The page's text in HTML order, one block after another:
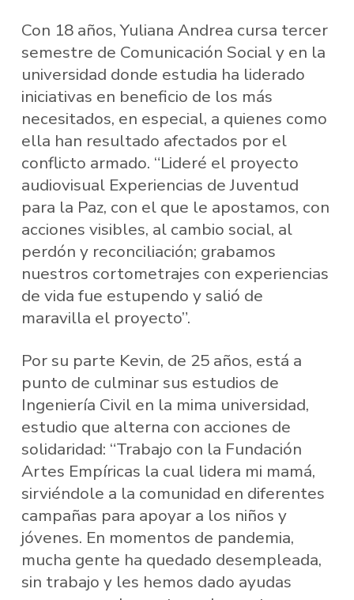
Con 18 años, Yuliana Andrea cursa tercer
semestre de Comunicación Social y en la
universidad donde estudia ha liderado
iniciativas en beneficio de los más
necesitados, en especial, a quienes como
ella han resultado afectados por el
conflicto armado. “Lideré el proyecto
audiovisual Experiencias de Juventud
para la Paz, con el que le apostamos, con
acciones visibles, al cambio social, al
perdón y reconciliación; grabamos
nuestros cortometrajes con experiencias
de vida fue estupendo y salió de
maravilla el proyecto”.
Por su parte Kevin, de 25 años, está a
punto de culminar sus estudios de
Ingeniería Civil en la mima universidad,
estudio que alterna con acciones de
solidaridad: “Trabajo con la Fundación
Artes Empíricas la cual lidera mi mamá,
sirviéndole a la comunidad en diferentes
campañas para apoyar a los niños y
jóvenes. En momentos de pandemia,
mucha gente ha quedado desempleada,
sin trabajo y les hemos dado ayudas